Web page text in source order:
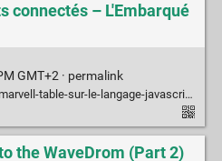
connectés – L'Embarqué
GMT+2 · permalink
javascript-pour-le-prototypage-dobjets-connectes_003678
the WaveDrom (Part 2)